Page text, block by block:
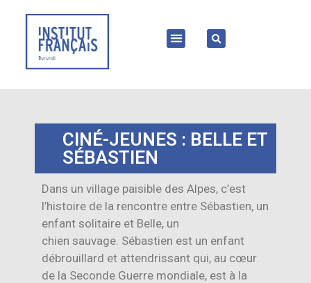
CINÉ-JEUNES : BELLE ET
SÉBASTIEN
Dans un village paisible des Alpes, c’est
l’histoire de la rencontre entre Sébastien, un
enfant solitaire et Belle, un
chien sauvage. Sébastien est un enfant
débrouillard et attendrissant qui, au cœur
de la Seconde Guerre mondiale, est à la